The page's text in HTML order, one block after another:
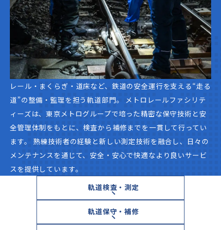
レール・まくらぎ・道床など、鉄道の安全運行を支える“走る
道”の整備・監理を担う軌道部門。 メトロレールファシリテ
ィーズは、東京メトログループで培った精密な保守技術と安
全管理体制をもとに、検査から補修までを一貫して行ってい
ます。 熟練技術者の経験と新しい測定技術を融合し、日々の
メンテナンスを通じて、安全・安心で快適なより良いサービ
スを提供しています。
軌道検査・測定
軌道保守・補修